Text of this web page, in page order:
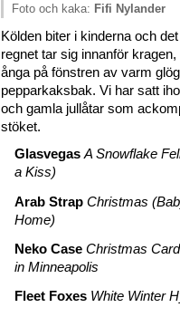
Foto och kaka: Fifi Nylander
Kölden biter i kinderna och
regnet tar sig innanför
ånga på fönstren av varm
pepparkaksbak. Vi har satt
och gamla jullåtar som
stöket.
Glasvegas A Snowflake
a Kiss)
Arab Strap Christmas
Home)
Neko Case Christmas
in Minneapolis
Fleet Foxes White Winter